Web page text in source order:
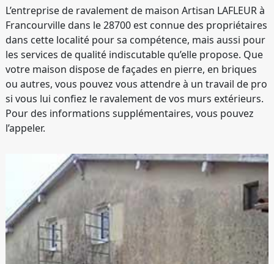
L’entreprise de ravalement de maison Artisan LAFLEUR à
Francourville dans le 28700 est connue des propriétaires
dans cette localité pour sa compétence, mais aussi pour
les services de qualité indiscutable qu’elle propose. Que
votre maison dispose de façades en pierre, en briques
ou autres, vous pouvez vous attendre à un travail de pro
si vous lui confiez le ravalement de vos murs extérieurs.
Pour des informations supplémentaires, vous pouvez
l’appeler.